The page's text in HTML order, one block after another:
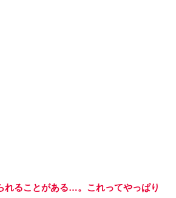
れることがある…。これってやっぱり